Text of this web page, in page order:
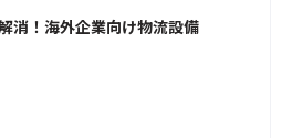
消！海外企業向け物流設備